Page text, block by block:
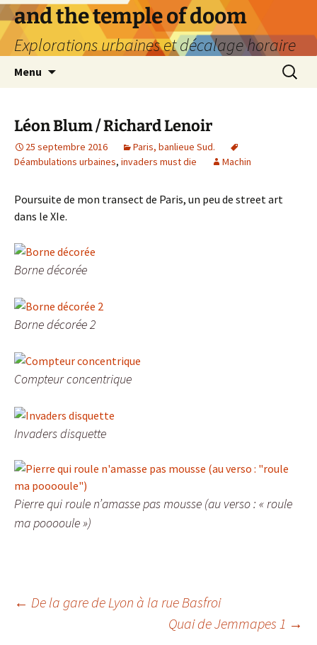
Aller
au
contenu
and the temple of doom
Explorations urbaines et décalage horaire
Menu
Léon Blum / Richard Lenoir
25 septembre 2016
Paris, banlieue Sud.
Déambulations urbaines, invaders must die Machin
Poursuite de mon transect de Paris, un peu de street art
dans le XIe.
Borne décorée
Borne décorée 2
Compteur concentrique
Invaders disquette
Pierre qui roule n’amasse pas mousse (au verso : « roule
ma pooooule »)
Navigation
← De la gare de Lyon à la rue Basfroi
Quai de Jemmapes 1 →